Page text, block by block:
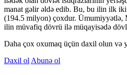
manat gəlir əldə edib. Bu, bu ilin ilk iki
(194.5 milyon) çoxdur.
ilin müvafiq dövrü ilə müqayisədə
Daha çox oxumaq üçün daxil olun və
Daxil ol Abunə ol